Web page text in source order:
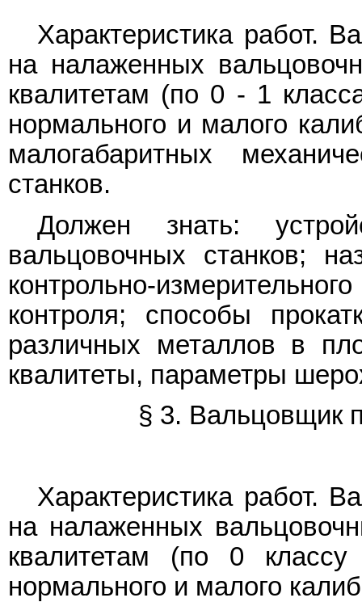
Характеристика работ.
на налаженных
квалитетам (по 0 - 1
нормального и малого
малогабаритных
станков.
Должен знать:
вальцовочных станков;
контрольно-
контроля; способы
различных металлов в
квалитеты, параметры
§ 3. Вальцовщик
Характеристика работ.
на налаженных
квалитетам (по 0
нормального и малого